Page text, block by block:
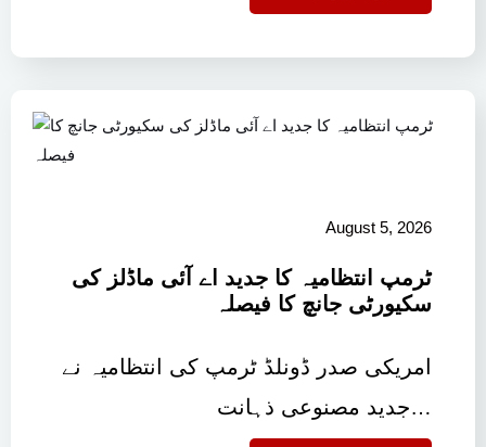
August 5, 2026
ٹرمپ انتظامیہ کا جدید اے آئی ماڈلز کی
سکیورٹی جانچ کا فیصلہ
امریکی صدر ڈونلڈ ٹرمپ کی انتظامیہ نے
جدید مصنوعی ذہانت…